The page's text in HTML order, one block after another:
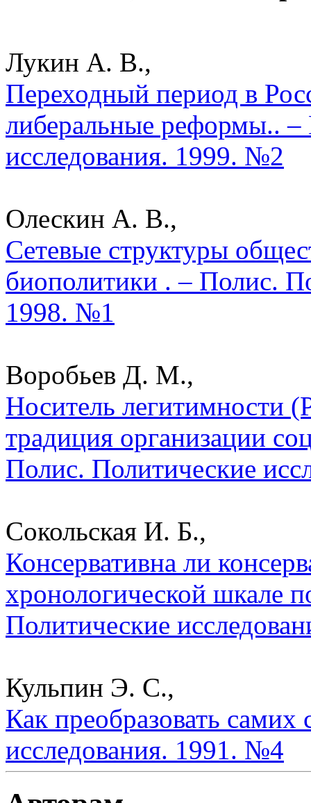
Лукин А. В.,
Переходный период в
либеральные реформы..
исследования. 1999. №2
Олескин А. В.,
Сетевые структуры
биополитики . – Полис.
1998. №1
Воробьев Д. М.,
Носитель легитимности
традиция организации
Полис. Политические
Сокольская И. Б.,
Консервативна ли
хронологической шкале
Политические
Кульпин Э. С.,
Как преобразовать
исследования. 1991. №4